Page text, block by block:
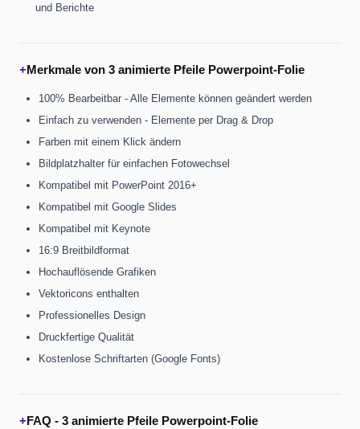
und Berichte
+Merkmale von 3 animierte Pfeile Powerpoint-Folie
100% Bearbeitbar - Alle Elemente können geändert werden
Einfach zu verwenden - Elemente per Drag & Drop
Farben mit einem Klick ändern
Bildplatzhalter für einfachen Fotowechsel
Kompatibel mit PowerPoint 2016+
Kompatibel mit Google Slides
Kompatibel mit Keynote
16:9 Breitbildformat
Hochauflösende Grafiken
Vektoricons enthalten
Professionelles Design
Druckfertige Qualität
Kostenlose Schriftarten (Google Fonts)
+FAQ - 3 animierte Pfeile Powerpoint-Folie